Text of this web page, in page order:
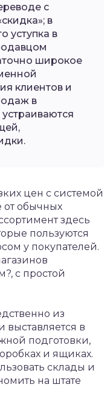
с
в
уступка в
широкое
клиентов и
в
цен с системой
от обычных
здесь
пользуются
у покупателей.
с простой
из
выставляется в
подготовки,
и ящиках.
склады и
на штате